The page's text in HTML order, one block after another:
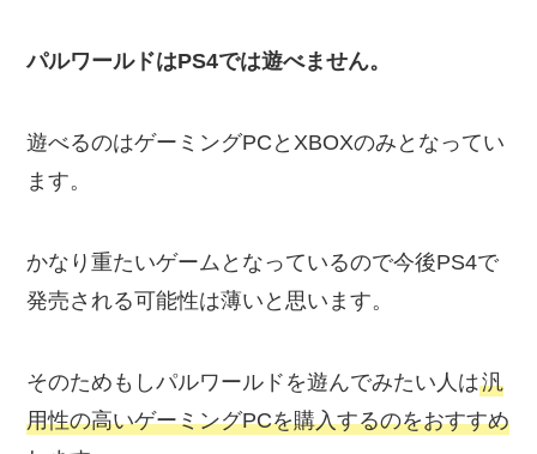
パルワールドはPS4では遊べません。
遊べるのはゲーミングPCとXBOXのみとなってい
ます。
かなり重たいゲームとなっているので今後PS4で
発売される可能性は薄いと思います。
そのためもしパルワールドを遊んでみたい人は汎
用性の高いゲーミングPCを購入するのをおすすめ